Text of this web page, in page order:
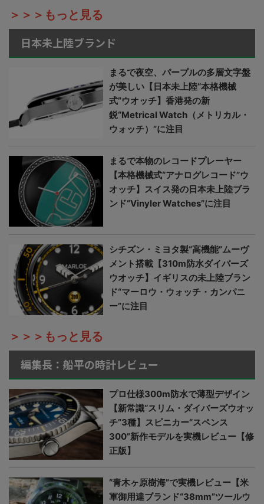
＞＞＞もっと見る
日本未上陸ブランド
まるで夜空、パープルの多層文字盤
が美しい【日本未上陸“本格機械
式”ウオッチ】香港発の新
鋭“Metrical Watch（メトリカル・
ウォッチ）”に注目
まるで本物のレコードプレーヤー
【本格機械式“アナログレコード”ウ
オッチ】スイス発の日本未上陸ブラ
ンド“Vinyler Watches”に注目
シチズン・ミヨタ製“高機能”ムーヴ
メント搭載【310m防水ダイバーズ
ウオッチ】イギリスの未上陸ブラン
ド“マーロウ・ウォッチ・カンパニ
ー”に注目
＞＞＞もっと見る
編集長：船平の時計レビュー
プロ仕様300m防水で薄型デザイン
【新常識“スリム・ダイバーズウオッ
チ”3種】スピニカー“スペンス
300”新作モデルを実機レビュー【修
正版】
“青木ヶ原樹海”で実機レビュー【米
軍御用達ブランド“38mm”ツールウ